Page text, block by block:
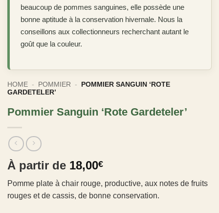
beaucoup de pommes sanguines, elle possède une
bonne aptitude à la conservation hivernale. Nous la
conseillons aux collectionneurs recherchant autant le
goût que la couleur.
HOME - POMMIER -
POMMIER SANGUIN ‘ROTE
GARDETELER’
Pommier Sanguin ‘Rote Gardeteler’
À partir de 18,00€
Pomme plate à chair rouge, productive, aux notes de fruits
rouges et de cassis, de bonne conservation.